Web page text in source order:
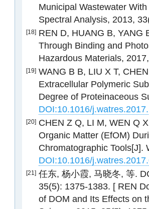
Municipal Wastewater
Spectral Analysis, 2013,
[18] REN D, HUANG B, YANG
Through Binding and
Hazardous Materials,
[19] WANG B B, LIU X T,
Extracellular Polymeric
Degree of Proteinaceous
DOI:10.1016/
[20] CHEN Z Q, LI M, WEN Q
Organic Matter (EfOM)
Chromatographic Tools[J].
DOI:10.1016/
[21] 任东, 杨小霞, 马晓冬, 等.
35(5): 1375-1383. [ REN
of DOM and Its Effects on